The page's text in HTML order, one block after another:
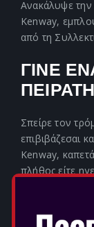
Ανακάλυψε την
Kenway,
από τη
ΓΙΝΕ
Σπείρε τον
επιβιβάζεσαι
Kenway,
πλήθος είτε
πιστόλια και